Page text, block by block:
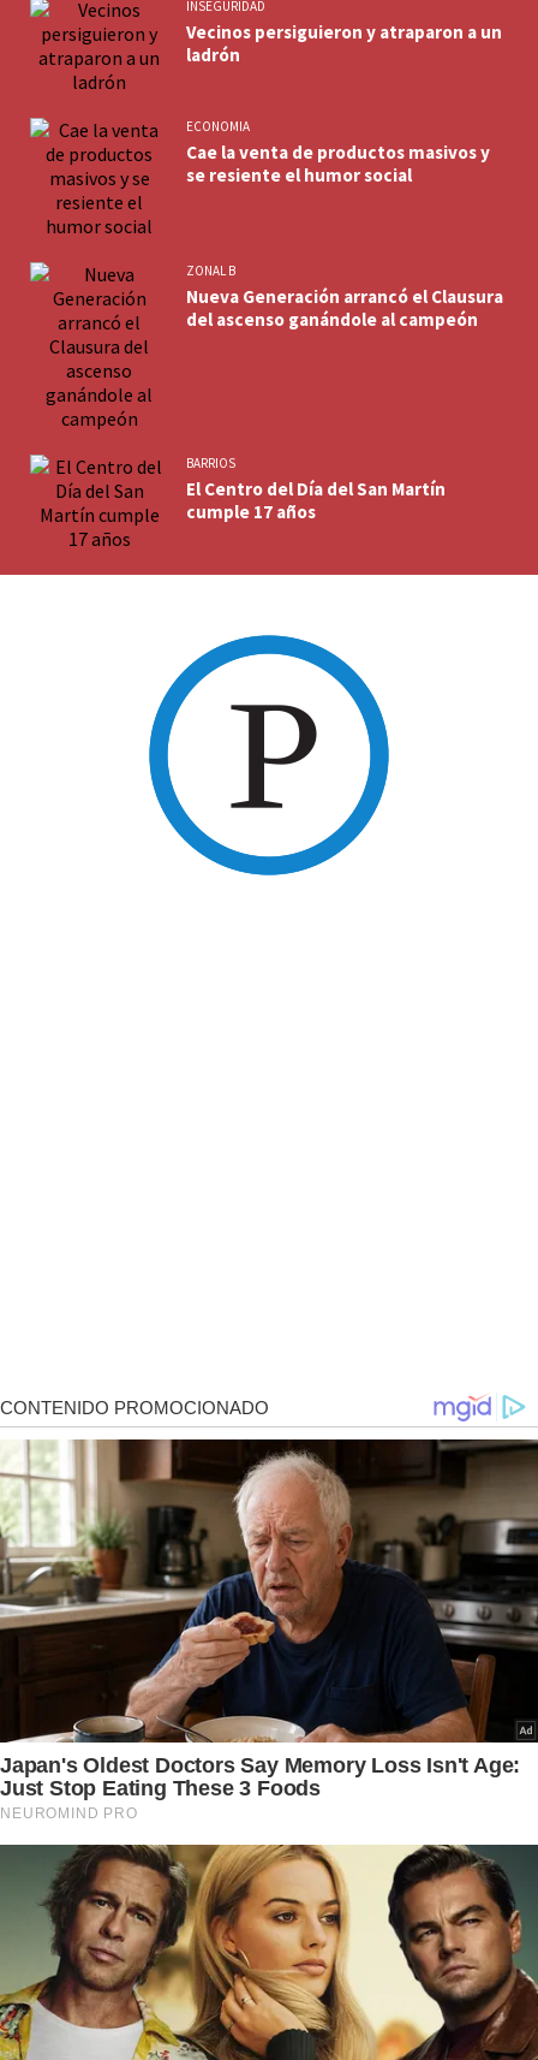
INSEGURIDAD
Vecinos persiguieron y atraparon a un
ladrón
ECONOMIA
Cae la venta de productos masivos y
se resiente el humor social
ZONAL B
Nueva Generación arrancó el Clausura
del ascenso ganándole al campeón
BARRIOS
El Centro del Día del San Martín
cumple 17 años